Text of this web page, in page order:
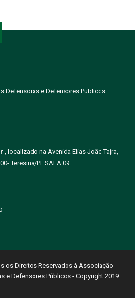
Defensoras e Defensores Públicos –
, localizado na Avenida Elias João Tajra,
Teresina/PI. SALA 09
os Direitos Reservados à Associação
e Defensores Públicos - Copyright 2019